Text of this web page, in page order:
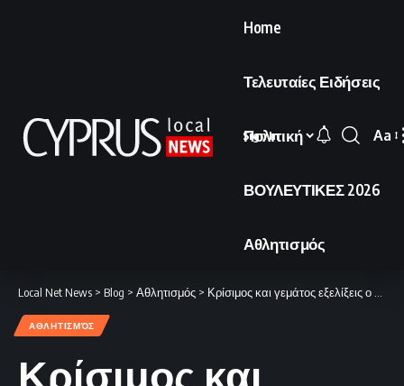
Home
Τελευταίες Ειδήσεις
Πολιτική
ΒΟΥΛΕΥΤΙΚΕΣ 2026
Αθλητισμός
Sign In
Font
Aa
Local Net News > Blog > Αθλητισμός > Κρίσιμος και γεμάτος εξελίξεις ο Απρίλιος
ΑΘΛΗΤΙΣΜΌΣ
Κρίσιμος και